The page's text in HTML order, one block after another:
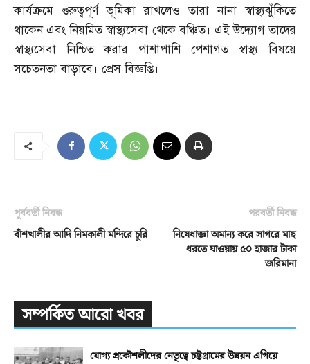
কার্যক্রমে গুরুত্বপূর্ণ ভূমিকা রাখলেও তারা নানা স্বাস্থ্যঝুঁকিতে
থাকেন এবং নিয়মিত স্বাস্থ্যসেবা থেকে বঞ্চিত। এই উদ্যোগ তাদের
স্বাস্থ্যসেবা নিশ্চিত করার পাশাপাশি পেশাগত স্বাস্থ্য বিষয়ে
সচেতনতা বাড়াবে। প্রেস বিজ্ঞপ্তি।
পূর্ববর্তী নিবন্ধ
বাঁশখালীর আদি নিমকালী মন্দিরে চুরি
পরবর্তী নিবন্ধ
নিষেধাজ্ঞা অমান্য করে সাগরে মাছ
ধরতে যাওয়ায় ৫০ হাজার টাকা
জরিমানা
সম্পর্কিত আরো খবর
যোগ্য প্রকৌশলীদের নেতৃত্বে চট্টগ্রামের উন্নয়ন এগিয়ে